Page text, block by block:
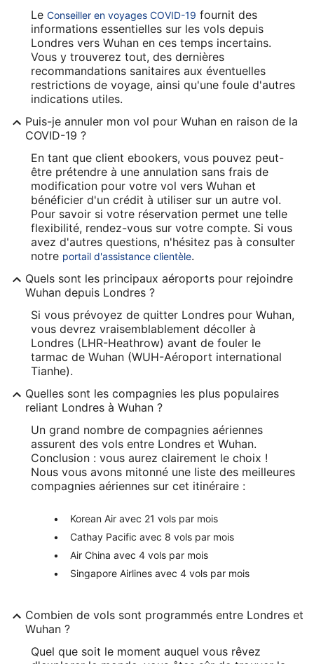
Le Conseiller en voyages COVID-19 fournit des
informations essentielles sur les vols depuis
Londres vers Wuhan en ces temps incertains.
Vous y trouverez tout, des dernières
recommandations sanitaires aux éventuelles
restrictions de voyage, ainsi qu'une foule d'autres
indications utiles.
Puis-je annuler mon vol pour Wuhan en raison de la
COVID-19 ?
En tant que client ebookers, vous pouvez peut-
être prétendre à une annulation sans frais de
modification pour votre vol vers Wuhan et
bénéficier d'un crédit à utiliser sur un autre vol.
Pour savoir si votre réservation permet une telle
flexibilité, rendez-vous sur votre compte. Si vous
avez d'autres questions, n'hésitez pas à consulter
notre portail d'assistance clientèle.
Quels sont les principaux aéroports pour rejoindre
Wuhan depuis Londres ?
Si vous prévoyez de quitter Londres pour Wuhan,
vous devrez vraisemblablement décoller à
Londres (LHR-Heathrow) avant de fouler le
tarmac de Wuhan (WUH-Aéroport international
Tianhe).
Quelles sont les compagnies les plus populaires
reliant Londres à Wuhan ?
Un grand nombre de compagnies aériennes
assurent des vols entre Londres et Wuhan.
Conclusion : vous aurez clairement le choix !
Nous vous avons mitonné une liste des meilleures
compagnies aériennes sur cet itinéraire :
Korean Air avec 21 vols par mois
Cathay Pacific avec 8 vols par mois
Air China avec 4 vols par mois
Singapore Airlines avec 4 vols par mois
Combien de vols sont programmés entre Londres et
Wuhan ?
Quel que soit le moment auquel vous rêvez